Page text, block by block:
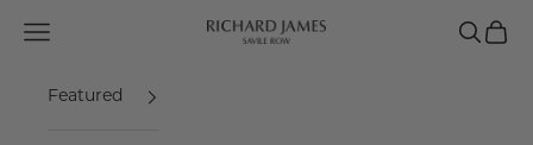
Richard James Savile Row
Navigation menu Search
Cart
Featured